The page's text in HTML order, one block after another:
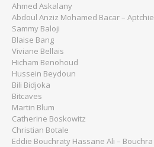
Ahmed Askalany
Abdoul Anziz Mohamed Bacar – Aptchie
Sammy Baloji
Blaise Bang
Viviane Bellais
Hicham Benohoud
Hussein Beydoun
Bili Bidjoka
Bitcaves
Martin Blum
Catherine Boskowitz
Christian Botale
Eddie Bouchraty Hassane Ali – Bouchra